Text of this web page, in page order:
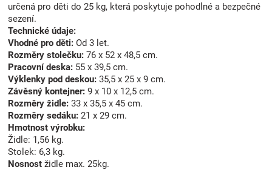
určená pro děti do 25 kg, která poskytuje pohodlné a bezpečné
sezení.
Technické údaje:
Vhodné pro děti: Od 3 let.
Rozměry stolečku: 76 x 52 x 48,5 cm.
Pracovní deska: 55 x 39,5 cm.
Výklenky pod deskou: 35,5 x 25 x 9 cm.
Závěsný kontejner: 9 x 10 x 12,5 cm.
Rozměry židle: 33 x 35,5 x 45 cm.
Rozměry sedáku: 21 x 29 cm.
Hmotnost výrobku:
Židle: 1,56 kg.
Stolek: 6,3 kg.
Nosnost židle max. 25kg.